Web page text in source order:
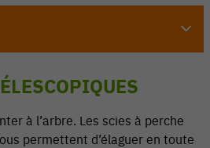
à l’arbre. Les scies à perche
permettent d’élaguer en toute